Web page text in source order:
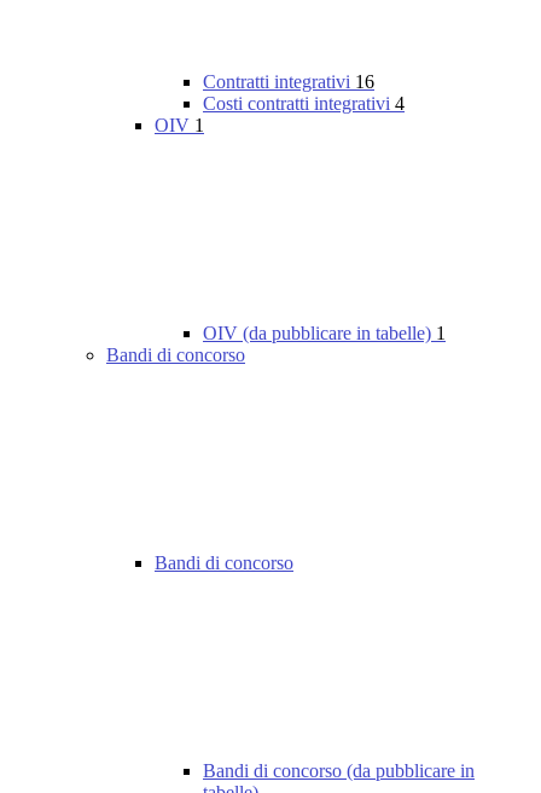
Contratti integrativi 16
Costi contratti integrativi 4
OIV 1
OIV (da pubblicare in tabelle) 1
Bandi di concorso
Bandi di concorso
Bandi di concorso (da pubblicare in